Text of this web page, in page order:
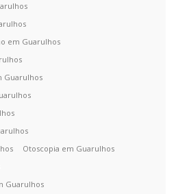
em Guarulhos
Guarulhos
Otoscopia em Guarulhos
Guarulhos